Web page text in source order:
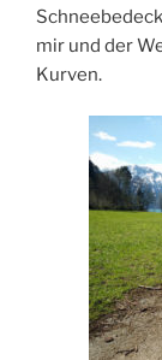
mir und der
Kurven.